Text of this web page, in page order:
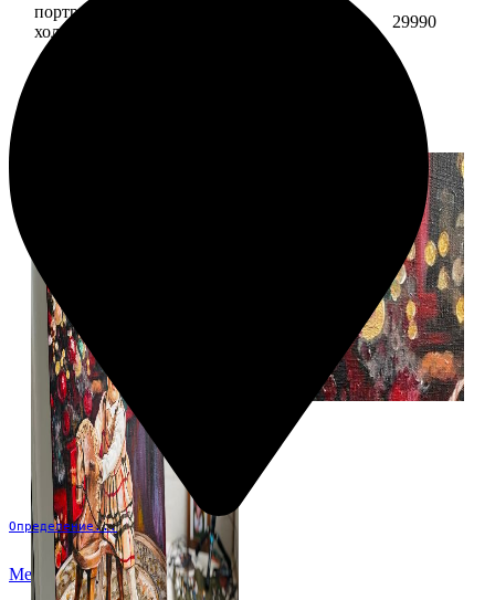
Определение...
Меню
портрет по фото акриловыми красками на
холсте 60х70
29990